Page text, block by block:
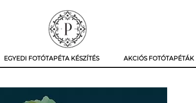
EGYEDI FOTÓTAPÉTA KÉSZÍTÉS AKCIÓS FOTÓTAPÉTÁK